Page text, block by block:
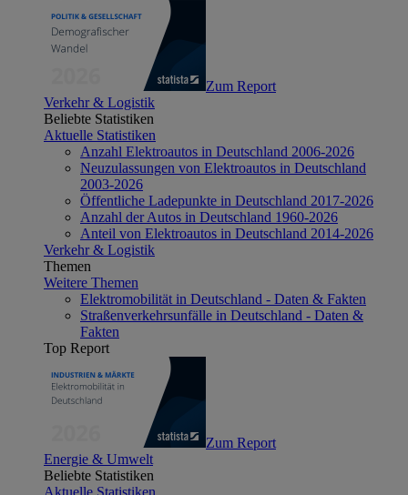
Zum Report
Verkehr & Logistik
Beliebte Statistiken
Aktuelle Statistiken
Anzahl Elektroautos in Deutschland 2006-2026
Neuzulassungen von Elektroautos in Deutschland
2003-2026
Öffentliche Ladepunkte in Deutschland 2017-2026
Anzahl der Autos in Deutschland 1960-2026
Anteil von Elektroautos in Deutschland 2014-2026
Verkehr & Logistik
Themen
Weitere Themen
Elektromobilität in Deutschland - Daten & Fakten
Straßenverkehrsunfälle in Deutschland - Daten &
Fakten
Top Report
Zum Report
Energie & Umwelt
Beliebte Statistiken
Aktuelle Statistiken